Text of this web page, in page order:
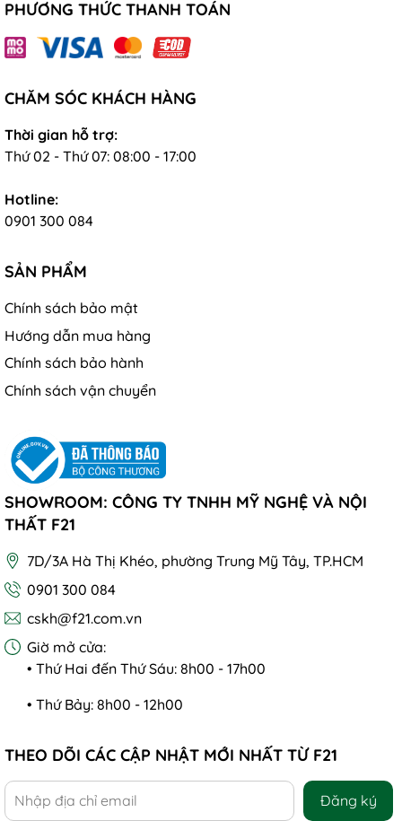
PHƯƠNG THỨC THANH TOÁN
CHĂM SÓC KHÁCH HÀNG
Thời gian hỗ trợ:
Thứ 02 - Thứ 07: 08:00 - 17:00
Hotline:
0901 300 084
SẢN PHẨM
Chính sách bảo mật
Hướng dẫn mua hàng
Chính sách bảo hành
Chính sách vận chuyển
SHOWROOM: CÔNG TY TNHH MỸ NGHỆ VÀ NỘI
THẤT F21
7D/3A Hà Thị Khéo, phường Trung Mỹ Tây, TP.HCM
0901 300 084
cskh@f21.com.vn
Giờ mở cửa:
• Thứ Hai đến Thứ Sáu: 8h00 - 17h00
• Thứ Bảy: 8h00 - 12h00
THEO DÕI CÁC CẬP NHẬT MỚI NHẤT TỪ F21
Đăng ký